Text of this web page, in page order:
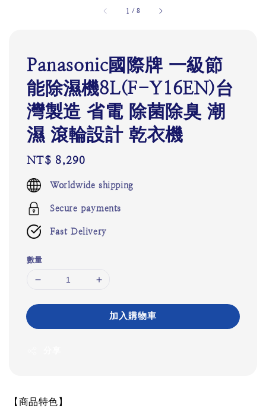
1 /8
Panasonic國際牌 一級節
能除濕機8L(F-Y16EN)台
灣製造 省電 除菌除臭 潮
濕 滾輪設計 乾衣機
Regular
price
NT$ 8,290
Worldwide shipping
Secure payments
Fast Delivery
數量
加入購物車
【商品特色】